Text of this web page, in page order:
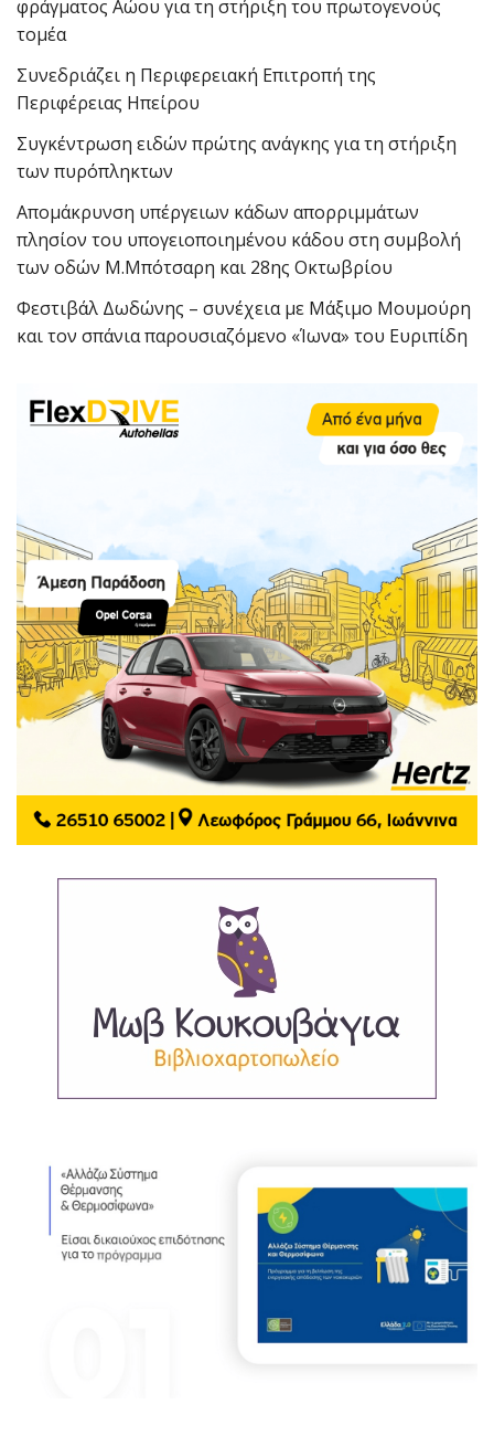
φράγματος Αώου για τη στήριξη του πρωτογενούς
τομέα
Συνεδριάζει η Περιφερειακή Επιτροπή της
Περιφέρειας Ηπείρου
Συγκέντρωση ειδών πρώτης ανάγκης για τη στήριξη
των πυρόπληκτων
Απομάκρυνση υπέργειων κάδων απορριμμάτων
πλησίον του υπογειοποιημένου κάδου στη συμβολή
των οδών Μ.Μπότσαρη και 28ης Οκτωβρίου
Φεστιβάλ Δωδώνης – συνέχεια με Μάξιμο Μουμούρη
και τον σπάνια παρουσιαζόμενο «Ίωνα» του Ευριπίδη